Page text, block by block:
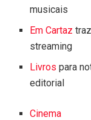
musicais
Em Cartaz
streaming
Livros para
editorial
Cinema